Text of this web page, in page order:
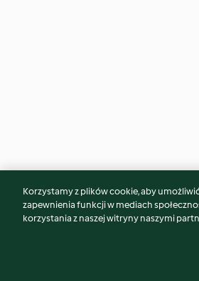
Może spodoba Ci
Korzystamy z plików cookie, aby
zapewnienia funkcji w mediach
korzystania z naszej witryny naszymi